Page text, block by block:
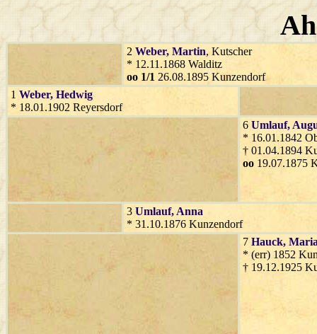
2 Weber, Martin, Kutscher
* 12.11.1868 Walditz
oo 1/1 26.08.1895 Kunzendorf
1 Weber, Hedwig
* 18.01.1902 Reyersdorf
6 Umlauf,
* 16.01.1842
† 01.04.1894
oo 19.07.1875
3 Umlauf, Anna
* 31.10.1876 Kunzendorf
7 Hauck,
* (err) 1852
† 19.12.1925